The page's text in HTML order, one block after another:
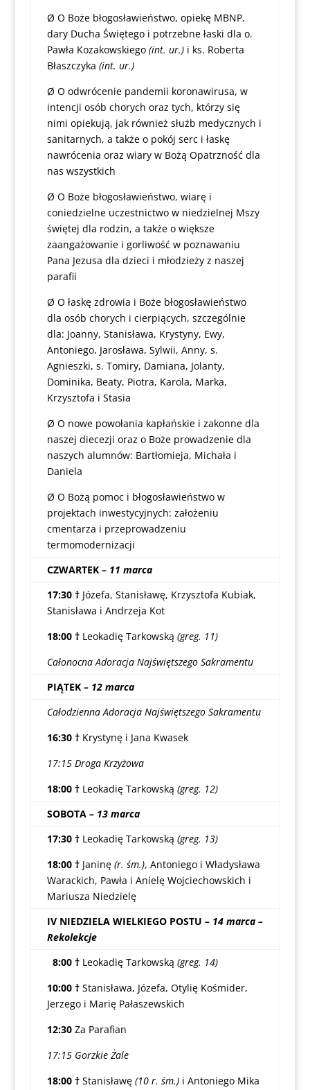
Ø O Boże błogosławieństwo, opiekę MBNP,
dary Ducha Świętego i potrzebne łaski dla o.
Pawła Kozakowskiego (int. ur.)i ks. Roberta
Błaszczyka (int. ur.)
Ø O odwrócenie pandemii koronawirusa, w
intencji osób chorych oraz tych, którzy się
nimi opiekują, jak również służb medycznych i
sanitarnych, a także o pokój serc i łaskę
nawrócenia oraz wiary w Bożą Opatrzność dla
nas wszystkich
Ø O Boże błogosławieństwo, wiarę i
coniedzielne uczestnictwo w niedzielnej Mszy
świętej dla rodzin, a także o większe
zaangażowanie i gorliwość w poznawaniu
Pana Jezusa dla dzieci i młodzieży z naszej
parafii
Ø O łaskę zdrowia i Boże błogosławieństwo
dla osób chorych i cierpiących, szczególnie
dla: Joanny, Stanisława, Krystyny, Ewy,
Antoniego, Jarosława, Sylwii, Anny, s.
Agnieszki, s. Tomiry, Damiana, Jolanty,
Dominika, Beaty, Piotra, Karola, Marka,
Krzysztofa i Stasia
Ø O nowe powołania kapłańskie i zakonne dla
naszej diecezji oraz o Boże prowadzenie dla
naszych alumnów: Bartłomieja, Michała i
Daniela
Ø O Bożą pomoc i błogosławieństwo w
projektach inwestycyjnych: założeniu
cmentarza i przeprowadzeniu
termomodernizacji
CZWARTEK – 11 marca
17:30 † Józefa, Stanisławę, Krzysztofa Kubiak,
Stanisława i Andrzeja Kot
18:00 † Leokadię Tarkowską (greg. 11)
Całonocna Adoracja Najświętszego Sakramentu
PIĄTEK – 12 marca
Całodzienna Adoracja Najświętszego Sakramentu
16:30 † Krystynę i Jana Kwasek
17:15 Droga Krzyżowa
18:00 † Leokadię Tarkowską (greg. 12)
SOBOTA – 13 marca
17:30 † Leokadię Tarkowską (greg. 13)
18:00 † Janinę (r. śm.), Antoniego i Władysława
Warackich, Pawła i Anielę Wojciechowskich i
Mariusza Niedzielę
IV NIEDZIELA WIELKIEGO POSTU – 14 marca –
Rekolekcje
8:00 † Leokadię Tarkowską (greg. 14)
10:00 † Stanisława, Józefa, Otylię Kośmider,
Jerzego i Marię Pałaszewskich
12:30 Za Parafian
17:15 Gorzkie Żale
18:00 † Stanisławę (10 r. śm.)i Antoniego Mika